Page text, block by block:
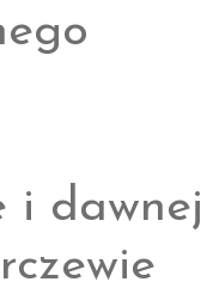
i dawnej